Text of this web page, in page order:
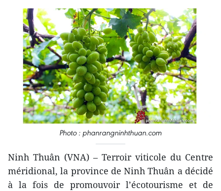
Photo : phanrangninhthuan.com
Ninh Thuân (VNA) – Terroir viticole du Centre
méridional, la province de Ninh Thuân a décidé
à la fois de promouvoir l’écotourisme et de